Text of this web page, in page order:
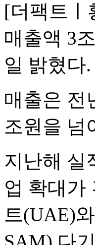
[더팩트ㅣ
매출액 3
일 밝혔다.
매출은 전
조원을 넘
지난해 실
업 확대가
트(UAE)